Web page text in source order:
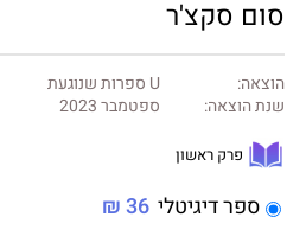
סום סקצ'ר
הוצאה:
U ספרות שנוגעת
שנת הוצאה:
ספטמבר 2023
פרק ראשון
ספר דיגיטלי 36 ₪